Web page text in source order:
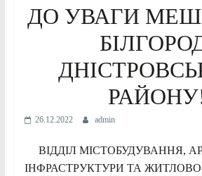
ДО УВАГИ
26.12.2022 admin
ВІДДІЛ МІСТОБУДУВАННЯ,
ІНФРАСТРУКТУРИ ТА